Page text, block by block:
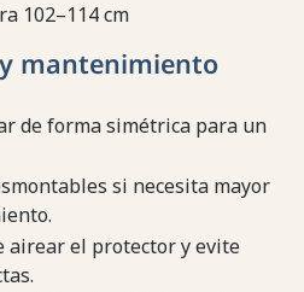
102–114 cm
mantenimiento
de forma simétrica para un
si necesita mayor
airear el protector y evite